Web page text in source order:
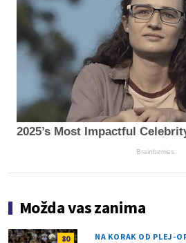
2025’s Most Impactful
Brainberries
Možda vas zanima
80 NA KORAK OD PLEJ-